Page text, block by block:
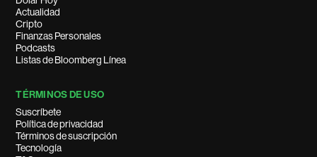
Actualidad
Cripto
Finanzas Personales
Podcasts
Listas de Bloomberg Línea
TÉRMINOS DE USO
Suscríbete
Política de privacidad
Términos de suscripción
Tecnología